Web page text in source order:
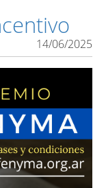
14/06/2025